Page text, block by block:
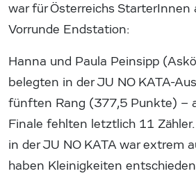
war für Österreichs StarterInnen
Vorrunde Endstation:
Hanna und Paula Peinsipp
belegten in der JU NO KATA-
fünften Rang (377,5 Punkte) –
Finale fehlten letztlich 11
in der JU NO KATA war extrem
haben Kleinigkeiten